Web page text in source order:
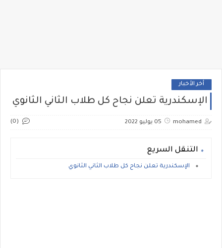
أخر الأخبار
الإسكندرية تعلن نجاح كل طلاب الثاني الثانوي
mohamed 05 يوليو 2022 (0)
التنقل السريع
الإسكندرية تعلن نجاح كل طلاب الثاني الثانوي